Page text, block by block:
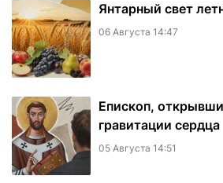
Янтарный свет
06 Августа 14:47
Епископ,
гравитации сердца
05 Августа 14:51